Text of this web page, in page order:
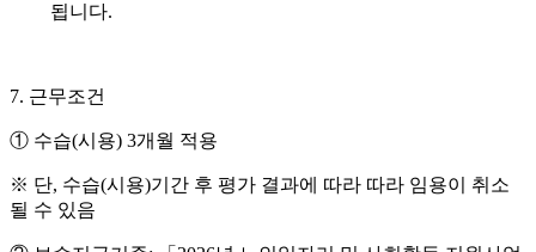
됩니다.
7. 근무조건
① 수습(시용) 3개월 적용
※ 단, 수습(시용)기간 후 평가 결과에 따라 따라 임용이 취소
될 수 있음